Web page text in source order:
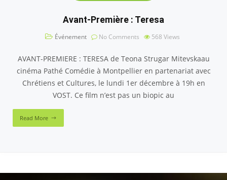
Avant-Première : Teresa
Événement No Comments 568 Views
AVANT-PREMIERE : TERESA de Teona Strugar Mitevskaau
cinéma Pathé Comédie à Montpellier en partenariat avec
Chrétiens et Cultures, le lundi 1er décembre à 19h en
VOST. Ce film n’est pas un biopic au
Read More